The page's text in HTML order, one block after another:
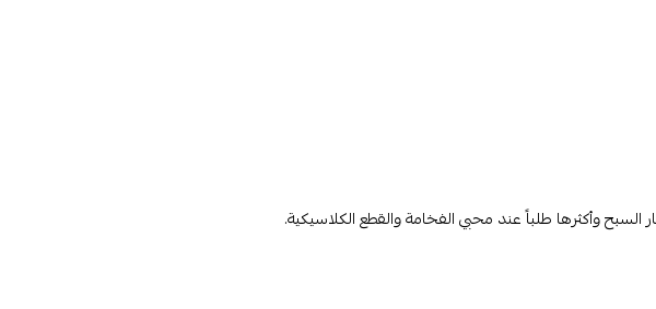
السبح وأكثرها طلباً عند محبي الفخامة والقطع الكلاسيكية.